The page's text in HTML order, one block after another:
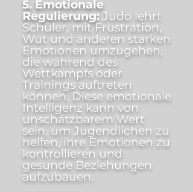
5. Emotionale
Regulierung: Judo lehrt
Schüler, mit Frustration,
Wut und anderen starken
Emotionen umzugehen,
die während des
Wettkampfs oder
Trainings auftreten
können. Diese emotionale
Intelligenz kann von
unschätzbarem Wert
sein, um Jugendlichen zu
helfen, ihre Emotionen zu
kontrollieren und
gesunde Beziehungen
aufzubauen.